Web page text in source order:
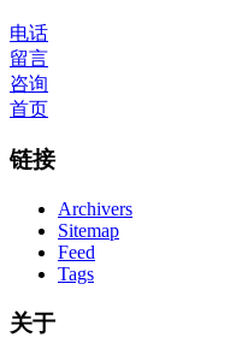
电话
留言
咨询
首页
链接
Archivers
Sitemap
Feed
Tags
关于